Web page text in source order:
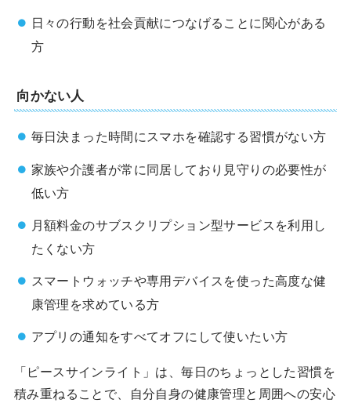
日々の行動を社会貢献につなげることに関心がある
方
向かない人
毎日決まった時間にスマホを確認する習慣がない方
家族や介護者が常に同居しており見守りの必要性が
低い方
月額料金のサブスクリプション型サービスを利用し
たくない方
スマートウォッチや専用デバイスを使った高度な健
康管理を求めている方
アプリの通知をすべてオフにして使いたい方
「ピースサインライト」は、毎日のちょっとした習慣を
積み重ねることで、自分自身の健康管理と周囲への安心